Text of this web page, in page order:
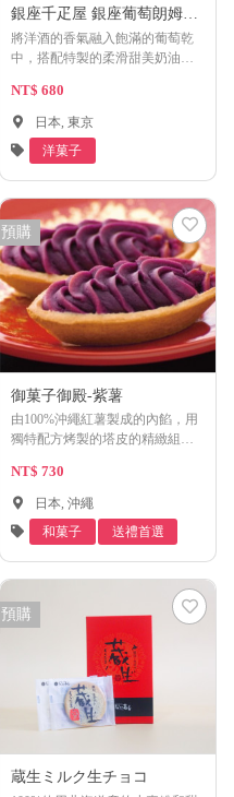
銀座千疋屋 銀座葡萄朗姆酒
奶油餅乾A (6入)
將洋酒的香氣融入飽滿的葡萄乾
中，搭配特製的柔滑甜美奶油夾
交織出絕妙的風味，邀您細細品
嚐。
NT$ 680
日本, 東京
洋菓子
預購
御菓子御殿-紫薯
由100%沖繩紅薯製成的內餡，用
獨特配方烤製的塔皮的精緻組
原始味道，沒有使用任何防腐劑
或著色劑。
NT$ 730
日本, 沖繩
和菓子
送禮首選
預購
蔵生ミルク生チョコ